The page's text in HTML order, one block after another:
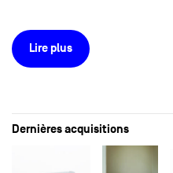
Lire plus
Dernières acquisitions